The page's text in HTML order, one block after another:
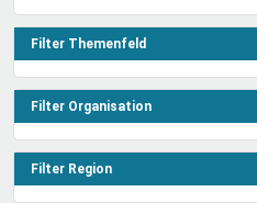
anwenden
Filter
anwenden
Filter Themenfeld
Filter Organisation
Filter Region